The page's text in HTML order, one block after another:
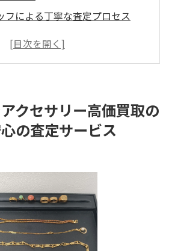
フによる丁寧な査定プロセス
分け方とその重要性
実現するための秘訣
買取で得する方法静岡市葵区な
の買取サービスの利点
での買取相場を理解する
必要なアクセサリーの保管方法
の理由と市場の動向
クセサリー高価買取の
の査定サービス